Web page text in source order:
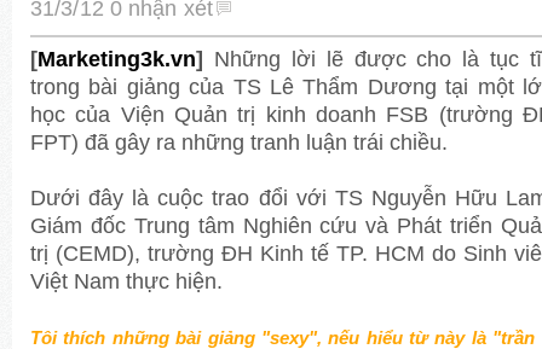
31/3/12 0 nhận xét
[Marketing3k.vn] Những lời lẽ được cho là tục
trong bài giảng của TS Lê Thẩm Dương tại một
học của Viện Quản trị kinh doanh FSB (trường
FPT) đã gây ra những tranh luận trái chiều.
Dưới đây là cuộc trao đổi với TS Nguyễn Hữu
Giám đốc Trung tâm Nghiên cứu và Phát triển
trị (CEMD), trường ĐH Kinh tế TP. HCM do Sinh
Việt Nam thực hiện.
Tôi thích những bài giảng "sexy", nếu hiểu từ này là